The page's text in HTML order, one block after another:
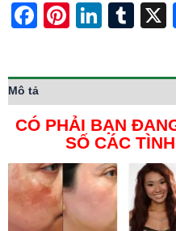
Facebook
Pinterest
Mô tả
CÓ PHẢI BẠN
SỐ CÁC